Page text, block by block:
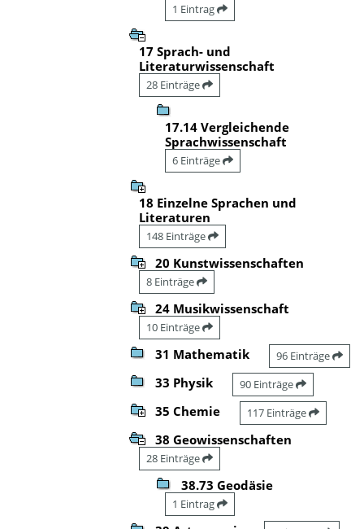
1 Eintrag
17 Sprach- und
Literaturwissenschaft
28 Einträge
17.14 Vergleichende
Sprachwissenschaft
6 Einträge
18 Einzelne Sprachen und
Literaturen
148 Einträge
20 Kunstwissenschaften
8 Einträge
24 Musikwissenschaft
10 Einträge
31 Mathematik 96 Einträge
33 Physik 90 Einträge
35 Chemie 117 Einträge
38 Geowissenschaften
28 Einträge
38.73 Geodäsie
1 Eintrag